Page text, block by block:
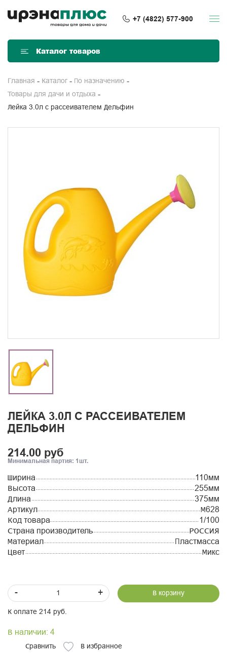
+7 (4822) 577-900
Каталог товаров
Главная Каталог По назначению
Товары для дачи и отдыха
Лейка 3.0л с рассеивателем Дельфин
ЛЕЙКА 3.0Л С РАССЕИВАТЕЛЕМ
ДЕЛЬФИН
214.00 руб
Минимальная партия: 1шт.
Ширина
110мм
Высота
255мм
Длина
375мм
Артикул
М628
Код товара
1/100
Страна производитель
РОССИЯ
Материал
Пластмасса
Цвет
Микс
- + В корзину
К оплате 214 руб.
В наличии: 4
Сравнить В избранное